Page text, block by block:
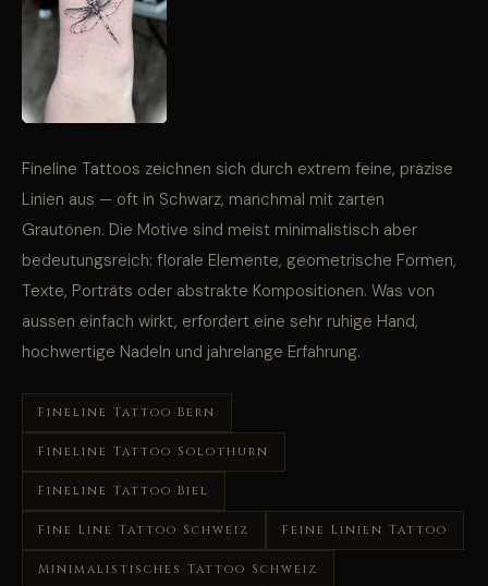
Fineline Tattoos zeichnen sich durch extrem feine, präzise
Linien aus — oft in Schwarz, manchmal mit zarten
Grautönen. Die Motive sind meist minimalistisch aber
bedeutungsreich: florale Elemente, geometrische Formen,
Texte, Porträts oder abstrakte Kompositionen. Was von
aussen einfach wirkt, erfordert eine sehr ruhige Hand,
hochwertige Nadeln und jahrelange Erfahrung.
Fineline Tattoo Bern
Fineline Tattoo Solothurn
Fineline Tattoo Biel
Fine Line Tattoo Schweiz Feine Linien Tattoo
Minimalistisches Tattoo Schweiz